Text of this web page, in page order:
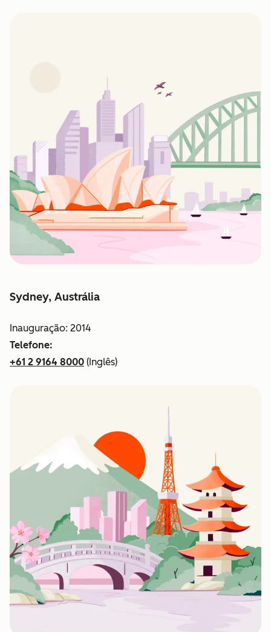
Sydney, Austrália
Inauguração: 2014
Telefone:
+61 2 9164 8000 (Inglês)